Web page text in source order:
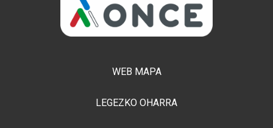
WEB MAPA
LEGEZKO OHARRA